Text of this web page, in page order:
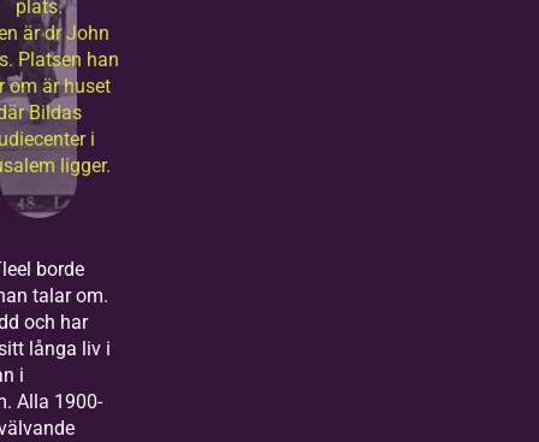
plats.
är dr John
Platsen han
om är huset
Bildas
i
ligger.
borde
talar om.
och har
långa liv i
i
Alla 1900-